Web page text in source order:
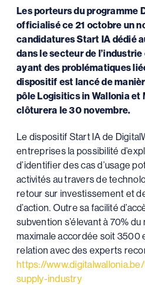
Les porteurs du programme
officialisé ce 21 octobre un
candidatures Start IA dédié
dans le secteur de
ayant des problématiques
dispositif est lancé de
pôle Logisitics in Wallonia et
clôturera le 30 novembre.
Le dispositif Start IA de
entreprises la possibilité
d’identifier des cas d’usage
activités au travers de
retour sur investissement et
d’action. Outre sa facilité
subvention s’élevant à 70%
maximale accordée soit 3500
relation avec des experts
https://
supply-industry